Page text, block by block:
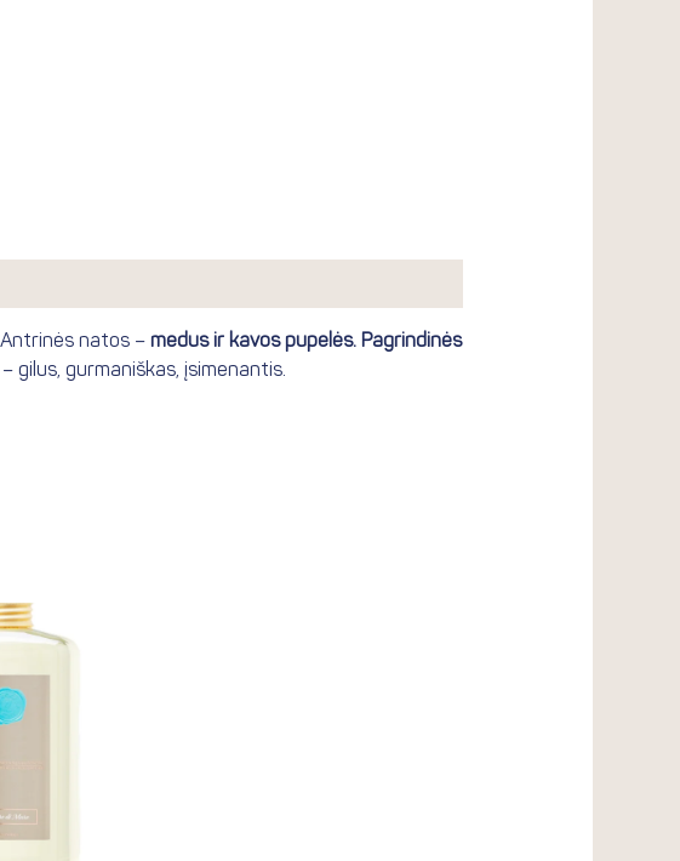
natos – medus ir kavos pupelės. Pagrindinės
gilus, gurmaniškas, įsimenantis.